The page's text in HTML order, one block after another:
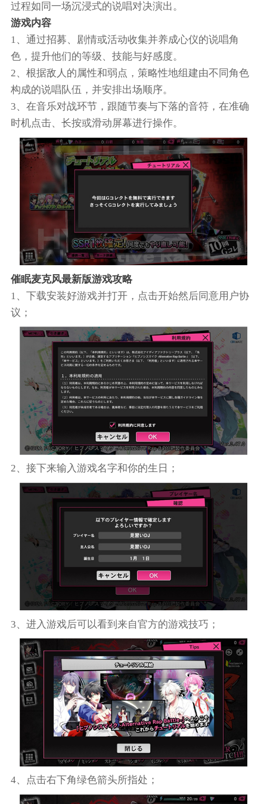
过程如同一场沉浸式的说唱对决演出。
游戏内容
1、通过招募、剧情或活动收集并养成心仪的说唱角
色，提升他们的等级、技能与好感度。
2、根据敌人的属性和弱点，策略性地组建由不同角色
构成的说唱队伍，并安排出场顺序。
3、在音乐对战环节，跟随节奏与下落的音符，在准确
时机点击、长按或滑动屏幕进行操作。
催眠麦克风最新版游戏攻略
1、下载安装好游戏并打开，点击开始然后同意用户协
议；
2、接下来输入游戏名字和你的生日；
3、进入游戏后可以看到来自官方的游戏技巧；
4、点击右下角绿色箭头所指处；